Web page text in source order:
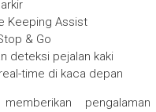
Keeping Assist
& Go
deteksi pejalan kaki
time di kaca depan
pengalaman